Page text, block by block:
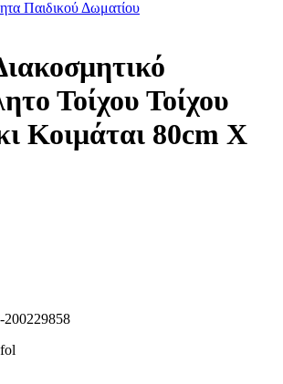
Παιδικού Δωματίου
Τοίχου Τοίχου
Κοιμάται 80cm X
200229858